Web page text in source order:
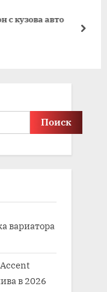
с кузова авто
next
Поиск
вариатора
в 2026